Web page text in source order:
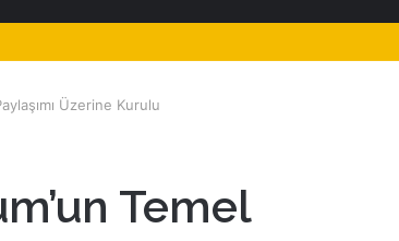
Üzerine Kurulu
Temel